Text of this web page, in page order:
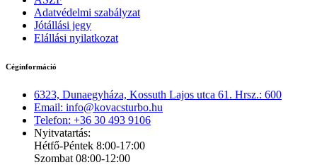
Adatvédelmi szabályzat
Jótállási jegy
Elállási nyilatkozat
Céginformáció
6323, Dunaegyháza, Kossuth Lajos utca 61. Hrsz.: 600
Email: info@kovacsturbo.hu
Telefon: +36 30 493 9106
Nyitvatartás:
Hétfő-Péntek 8:00-17:00
Szombat 08:00-12:00